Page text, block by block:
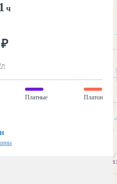
ч
₽
л
Платные Платон